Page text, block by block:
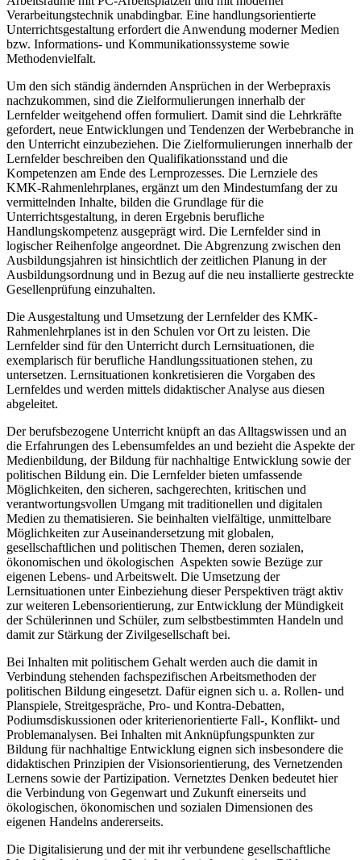
Verarbeitungstechnik unabdingbar. Eine handlungsorientierte
Unterrichtsgestaltung erfordert die Anwendung moderner Medien
bzw. Informations- und Kommunikationssysteme sowie
Methodenvielfalt.
Um den sich ständig ändernden Ansprüchen in der Werbepraxis
nachzukommen, sind die Zielformulierungen innerhalb der
Lernfelder weitgehend offen formuliert. Damit sind die Lehrkräfte
gefordert, neue Entwicklungen und Tendenzen der Werbebranche in
den Unterricht einzubeziehen. Die Zielformulierungen innerhalb der
Lernfelder beschreiben den Qualifikationsstand und die
Kompetenzen am Ende des Lernprozesses. Die Lernziele des
KMK-Rahmenlehrplanes, ergänzt um den Mindestumfang der zu
vermittelnden Inhalte, bilden die Grundlage für die
Unterrichtsgestaltung, in deren Ergebnis berufliche
Handlungskompetenz ausgeprägt wird. Die Lernfelder sind in
logischer Reihenfolge angeordnet. Die Abgrenzung zwischen den
Ausbildungsjahren ist hinsichtlich der zeitlichen Planung in der
Ausbildungsordnung und in Bezug auf die neu installierte gestreckte
Gesellenprüfung einzuhalten.
Die Ausgestaltung und Umsetzung der Lernfelder des KMK-
Rahmenlehrplanes ist in den Schulen vor Ort zu leisten. Die
Lernfelder sind für den Unterricht durch Lernsituationen, die
exemplarisch für berufliche Handlungssituationen stehen, zu
untersetzen. Lernsituationen konkretisieren die Vorgaben des
Lernfeldes und werden mittels didaktischer Analyse aus diesen
abgeleitet.
Der berufsbezogene Unterricht knüpft an das Alltagswissen und an
die Erfahrungen des Lebensumfeldes an und bezieht die Aspekte der
Medienbildung, der Bildung für nachhaltige Entwicklung sowie der
politischen Bildung ein. Die Lernfelder bieten umfassende
Möglichkeiten, den sicheren, sachgerechten, kritischen und
verantwortungsvollen Umgang mit traditionellen und digitalen
Medien zu thematisieren. Sie beinhalten vielfältige, unmittelbare
Möglichkeiten zur Auseinandersetzung mit globalen,
gesellschaftlichen und politischen Themen, deren sozialen,
ökonomischen und ökologischen Aspekten sowie Bezüge zur
eigenen Lebens- und Arbeitswelt. Die Umsetzung der
Lernsituationen unter Einbeziehung dieser Perspektiven trägt aktiv
zur weiteren Lebensorientierung, zur Entwicklung der Mündigkeit
der Schülerinnen und Schüler, zum selbstbestimmten Handeln und
damit zur Stärkung der Zivilgesellschaft bei.
Bei Inhalten mit politischem Gehalt werden auch die damit in
Verbindung stehenden fachspezifischen Arbeitsmethoden der
politischen Bildung eingesetzt. Dafür eignen sich u. a. Rollen- und
Planspiele, Streitgespräche, Pro- und Kontra-Debatten,
Podiumsdiskussionen oder kriterienorientierte Fall-, Konflikt- und
Problemanalysen. Bei Inhalten mit Anknüpfungspunkten zur
Bildung für nachhaltige Entwicklung eignen sich insbesondere die
didaktischen Prinzipien der Visionsorientierung, des Vernetzenden
Lernens sowie der Partizipation. Vernetztes Denken bedeutet hier
die Verbindung von Gegenwart und Zukunft einerseits und
ökologischen, ökonomischen und sozialen Dimensionen des
eigenen Handelns andererseits.
Die Digitalisierung und der mit ihr verbundene gesellschaftliche